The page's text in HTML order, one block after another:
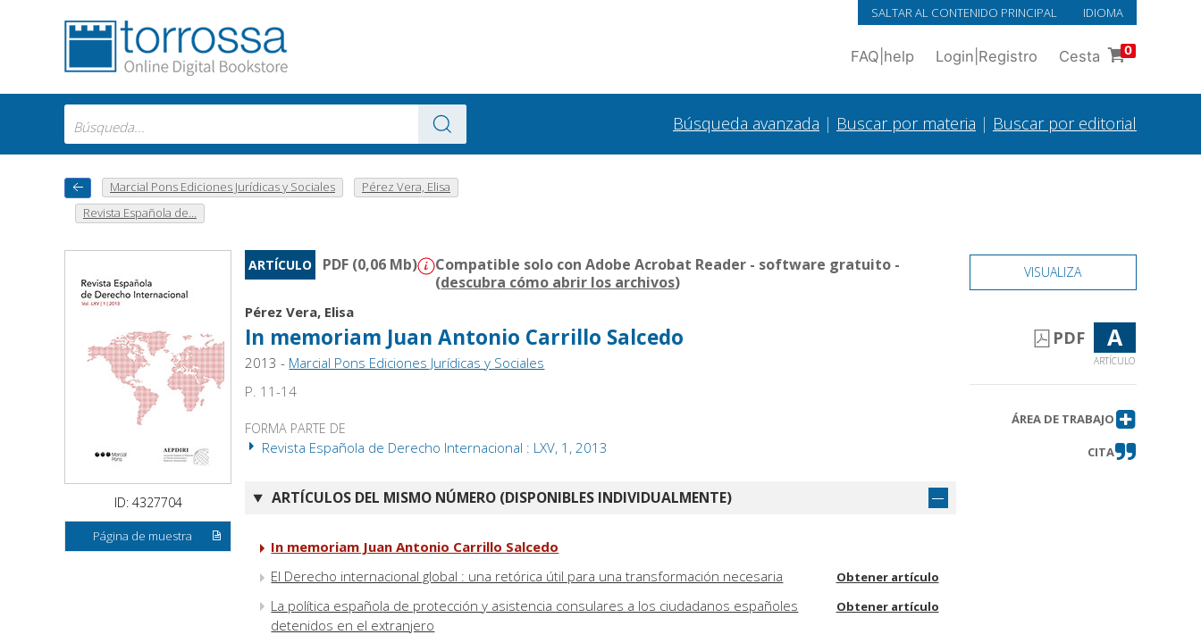
SALTAR AL CONTENIDO PRINCIPAL IDIOMA
FAQ help Login Registro Cesta 0
Búsqueda avanzada | Buscar por materia | Buscar por editorial
Marcial Pons Ediciones Jurídicas y Sociales
Pérez Vera, Elisa
Revista Española de...
ID: 4327704
Página de muestra
ARTÍCULO PDF (0,06 Mb)
Compatible solo con Adobe Acrobat Reader - software gratuito -
(descubra cómo abrir los archivos)
Pérez Vera, Elisa
In memoriam Juan Antonio Carrillo Salcedo
2013 - Marcial Pons Ediciones Jurídicas y Sociales
P. 11-14
FORMA PARTE DE
Revista Española de Derecho Internacional : LXV, 1, 2013
ARTÍCULOS DEL MISMO NÚMERO (DISPONIBLES INDIVIDUALMENTE)
In memoriam Juan Antonio Carrillo Salcedo
El Derecho internacional global : una retórica útil para una transformación necesaria
Obtener artículo
La política española de protección y asistencia consulares a los ciudadanos españoles
detenidos en el extranjero
Obtener artículo
VISUALIZA
PDF A
ARTÍCULO
ÁREA DE TRABAJO
CITA